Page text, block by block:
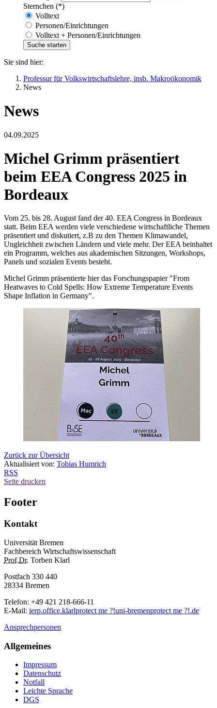
Sternchen (*)
Volltext
Personen/Einrichtungen
Volltext + Personen/Einrichtungen
Sie sind hier:
Professur für Volkswirtschaftslehre, insb. Makroökonomik
News
News
04.09.2025
Michel Grimm präsentiert
beim EEA Congress 2025 in
Bordeaux
Vom 25. bis 28. August fand der 40. EEA Congress in Bordeaux
statt. Beim EEA werden viele verschiedene wirtschaftliche Themen
präsentiert und diskutiert, z.B zu den Themen Klimawandel,
Ungleichheit zwischen Ländern und viele mehr. Der EEA beinhaltet
ein Programm, welches aus akademischen Sitzungen, Workshops,
Panels und sozialen Events besteht.
Michel Grimm präsentierte hier das Forschungspapier "From
Heatwaves to Cold Spells: How Extreme Temperature Events
Shape Inflation in Germany".
Zurück zur Übersicht
Aktualisiert von: Tobias Humrich
RSS
Seite drucken
Footer
Kontakt
Universität Bremen
Fachbereich Wirtschaftswissenschaft
Prof.Dr. Torben Klarl
Postfach 330 440
28334 Bremen
Telefon: +49 421 218-666-11
E-Mail: ierp.office.klarlprotect me ?!uni-bremenprotect me ?!.de
Ansprechpersonen
Allgemeines
Impressum
Datenschutz
Notfall
Leichte Sprache
DGS